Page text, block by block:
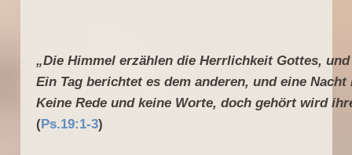
„Die Himmel erzählen die Herrlichkeit Gottes,
Ein Tag berichtet es dem anderen, und eine
Keine Rede und keine Worte, doch gehört wird
(Ps.19:1-3)